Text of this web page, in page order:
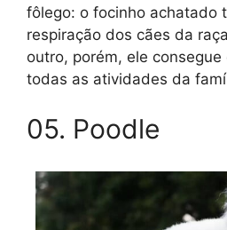
fôlego: o focinho achatado
respiração dos cães da
outro, porém, ele
todas as atividades da
05. Poodle